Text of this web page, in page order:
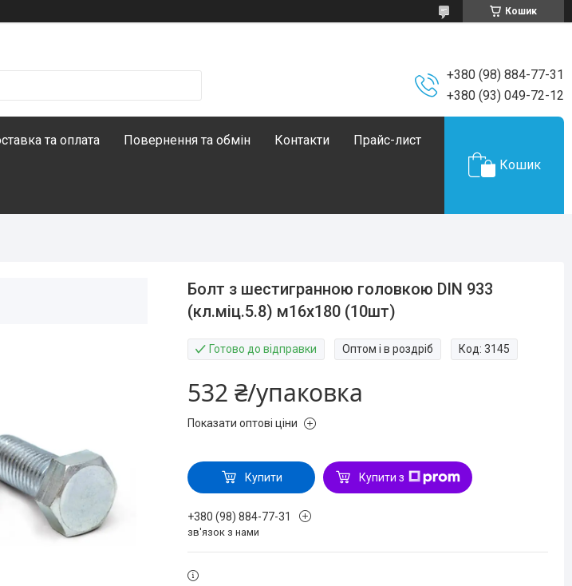
Кошик
+380 (98) 884-77-31
+380 (93) 049-72-12
та оплата Повернення та обмін Контакти Прайс-лист
Кошик
Болт з шестигранною головкою DIN 933
(кл.міц.5.8) м16х180 (10шт)
Готово до відправки Оптом і в роздріб Код:3145
532 ₴/упаковка
Показати оптові ціни
Купити Купити з
+380 (98) 884-77-31
зв'язок з нами